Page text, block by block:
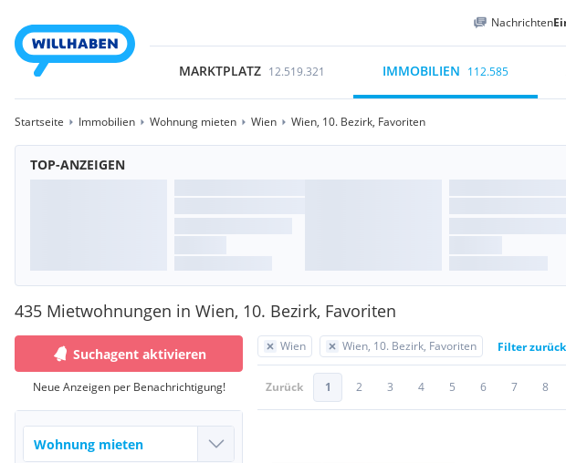
Nachrichten
MARKTPLATZ 12.519.321 IMMOBILIEN 112.585
Startseite Immobilien Wohnung mieten Wien Wien, 10. Bezirk, Favoriten
TOP-ANZEIGEN
435 Mietwohnungen in Wien, 10. Bezirk, Favoriten
Suchagent aktivieren
Neue Anzeigen per Benachrichtigung!
Wien Wien, 10. Bezirk, Favoriten Filter
Zurück 1 2 3 4 5 6 7 8